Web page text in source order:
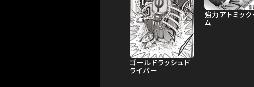
ゴールドラッシュド
ライバー
強力アトミック
ム